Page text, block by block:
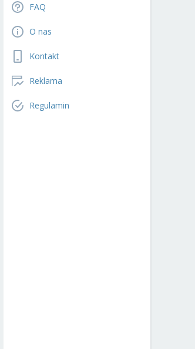
FAQ
O nas
Kontakt
Reklama
Regulamin